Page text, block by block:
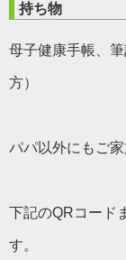
持ち物
母子健康手帳、
方）
パパ以外にもご
下記のQRコード
す。